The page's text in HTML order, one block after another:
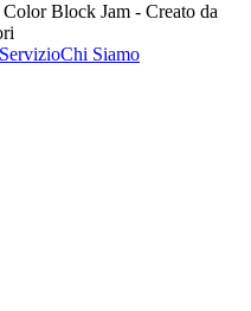
Block Jam - Creato da
Chi Siamo